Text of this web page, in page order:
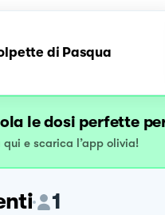
di Pasqua
le dosi perfette
e scarica l’app olivia!
1